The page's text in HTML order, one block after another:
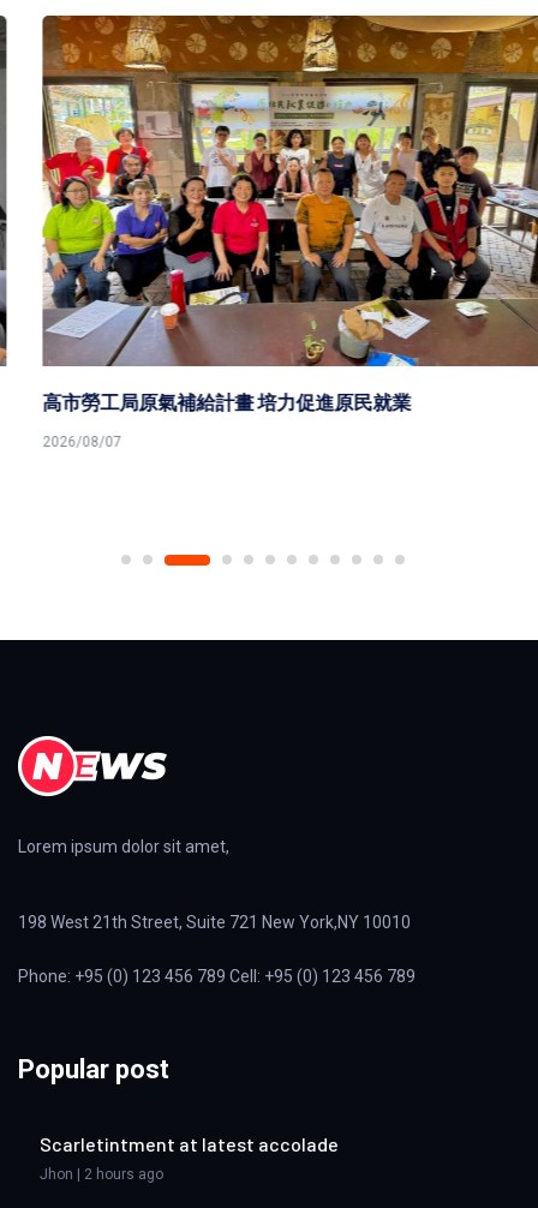
高市勞工局原氣補給計畫 培力促進原民就業
2026/08/07
Lorem ipsum dolor sit amet,
198 West 21th Street, Suite 721 New York,NY 10010
Phone: +95 (0) 123 456 789 Cell: +95 (0) 123 456 789
Popular post
Scarletintment at latest accolade
Jhon | 2 hours ago